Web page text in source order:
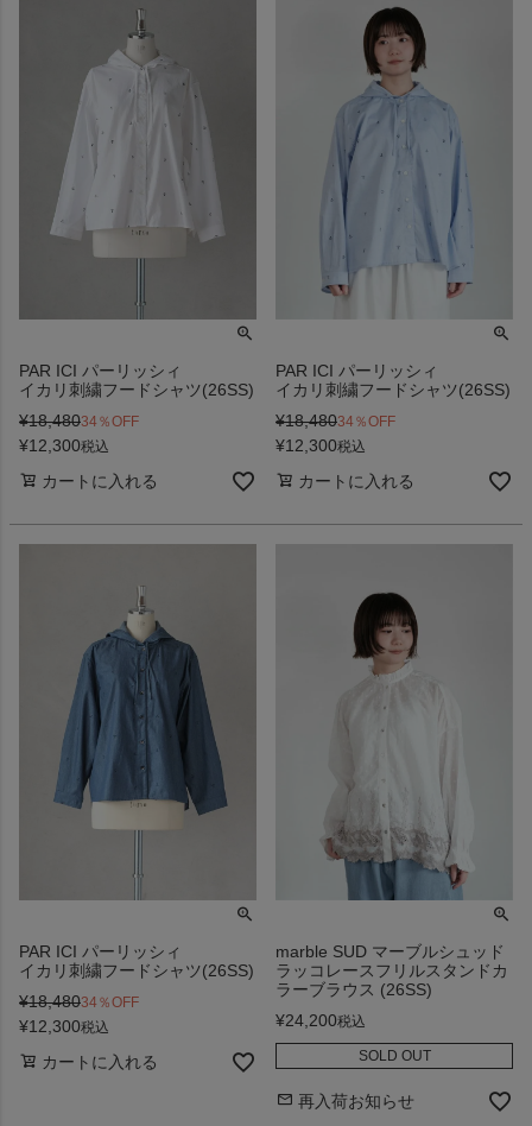
PAR ICI パーリッシィ
イカリ刺繍フードシャツ(26SS)
¥18,48034％OFF
¥12,300税込
カートに入れる
PAR ICI パーリッシィ
イカリ刺繍フードシャツ(26SS)
¥18,48034％OFF
¥12,300税込
カートに入れる
PAR ICI パーリッシィ
イカリ刺繍フードシャツ(26SS)
¥18,48034％OFF
¥12,300税込
カートに入れる
marble SUD マーブルシュッド
ラッコレースフリルスタンドカ
ラーブラウス (26SS)
¥24,200税込
SOLD OUT
再入荷お知らせ